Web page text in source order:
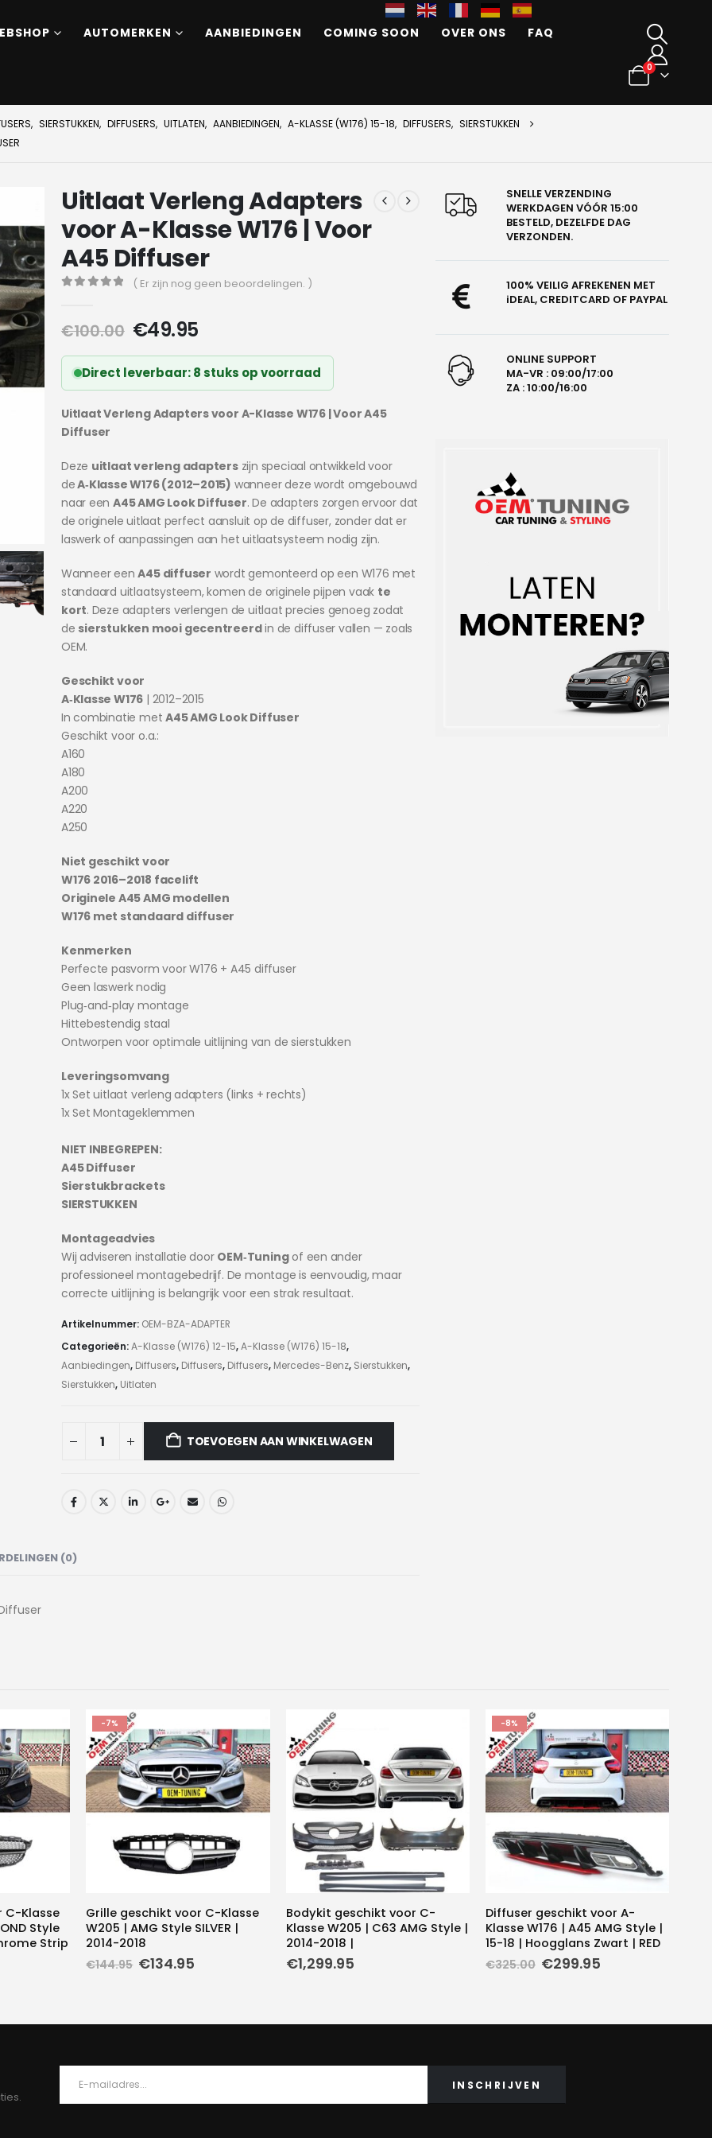
AUTOMERKEN AANBIEDINGEN COMING SOON OVER ONS FAQ
0
, SIERSTUKKEN, DIFFUSERS, UITLATEN, AANBIEDINGEN, A-KLASSE (W176) 15-18, DIFFUSERS, SIERSTUKKEN
Uitlaat Verleng Adapters
voor A-Klasse W176 | Voor
A45 Diffuser
( Er zijn nog geen beoordelingen. )
€100.00 Oorspronkelijke
was:
€100.00.
€49.95Huidige
is:
€49.95.
Direct leverbaar: 8 stuks op voorraad
Uitlaat Verleng Adapters voor A-Klasse W176 | Voor A45
Diffuser
Deze uitlaat verleng adapterszijn speciaal ontwikkeld voor
deA‑Klasse W176 (2012–2015) wanneer deze wordt omgebouwd
naar eenA45 AMG Look Diffuser. De adapters zorgen ervoor dat
de originele uitlaat perfect aansluit op de diffuser, zonder dat er
laswerk of aanpassingen aan het uitlaatsysteem nodig zijn.
Wanneer eenA45 diffuser wordt gemonteerd op een W176 met
standaard uitlaatsysteem, komen de originele pijpen vaak te
kort. Deze adapters verlengen de uitlaat precies genoeg zodat
de sierstukken mooi gecentreerdin de diffuser vallen — zoals
OEM.
Geschikt voor
A‑Klasse W176 | 2012–2015
In combinatie metA45 AMG Look Diffuser
Geschikt voor o.a.:
A160
A180
A200
A220
A250
Niet geschikt voor
W176 2016–2018 facelift
Originele A45 AMG modellen
W176 met standaard diffuser
Kenmerken
Perfecte pasvorm voor W176 + A45 diffuser
Geen laswerk nodig
Plug‑and‑play montage
Hittebestendig staal
Ontworpen voor optimale uitlijning van de sierstukken
Leveringsomvang
1x Set uitlaat verleng adapters (links + rechts)
1x Set Montageklemmen
NIET INBEGREPEN:
A45 Diffuser
Sierstukbrackets
SIERSTUKKEN
Montageadvies
Wij adviseren installatie door OEM‑Tuningof een ander
professioneel montagebedrijf. De montage is eenvoudig, maar
correcte uitlijning is belangrijk voor een strak resultaat.
Artikelnummer: OEM-BZA-ADAPTER
Categorieën:A-Klasse (W176) 12-15,A-Klasse (W176) 15-18,
Aanbiedingen, Diffusers, Diffusers, Diffusers, Mercedes-Benz, Sierstukken,
Sierstukken, Uitlaten
TOEVOEGEN AAN WINKELWAGEN
(0)
SNELLE VERZENDING
WERKDAGEN VÓÓR 15:00
BESTELD, DEZELFDE DAG
VERZONDEN.
100% VEILIG AFREKENEN MET
iDEAL, CREDITCARD OF PAYPAL
ONLINE SUPPORT
MA-VR : 09:00/17:00
ZA : 10:00/16:00
C-Klasse
Style
Strip
-7%
Grille geschikt voor C-Klasse
W205 | AMG Style SILVER |
2014-2018
€144.95 Oorspronkelijke
€134.95
Bodykit geschikt voor C-
Klasse W205 | C63 AMG Style |
2014-2018 |
€1,299.95
-8%
Diffuser geschikt voor A-
Klasse W176 | A45 AMG Style |
15-18 | Hoogglans Zwart | RED
€325.00 Oorspronkelijke
€299.95